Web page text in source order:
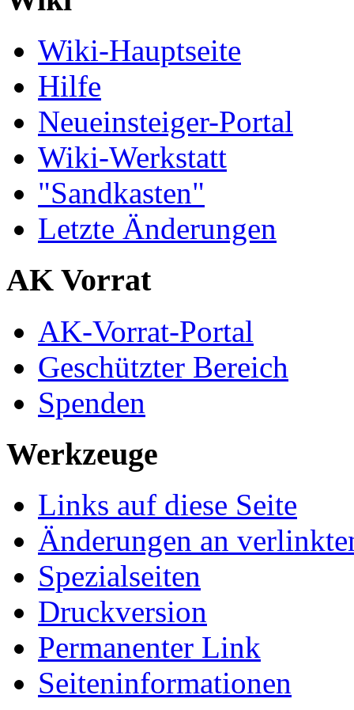
Wiki-Hauptseite
Hilfe
Neueinsteiger-Portal
Wiki-Werkstatt
"Sandkasten"
Letzte Änderungen
AK Vorrat
AK-Vorrat-Portal
Geschützter Bereich
Spenden
Werkzeuge
Links auf diese Seite
Änderungen an
Spezialseiten
Druckversion
Permanenter Link
Seiten­­informationen